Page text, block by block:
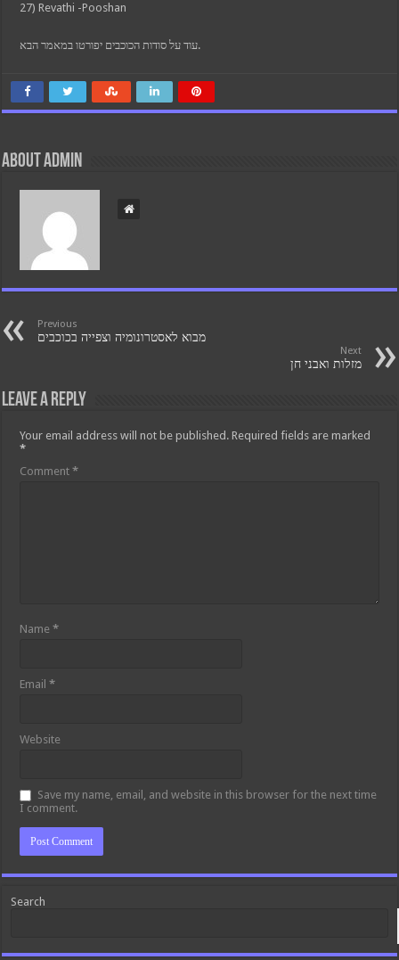
27) Revathi -Pooshan
עוד על סודות הכוכבים יפורטו במאמר הבא.
About admin
Previous
מבוא לאסטרונומיה וצפייה בכוכבים
Next
מזלות ואבני חן
Leave a Reply
Your email address will not be published. Required fields are marked
*
Comment*
Name*
Email*
Website
Save my name, email, and website in this browser for the next time
I comment.
Search